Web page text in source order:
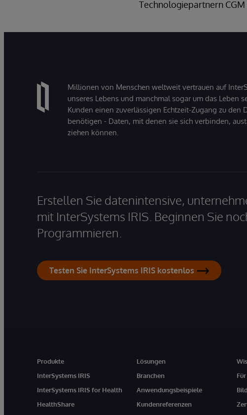
Technologiepartnern
Millionen von Menschen weltweit vertrauen auf
unseres Lebens und manchmal sogar um das Leben
Kunden einen zuverlässigen Echtzeit-Zugang zu den
benötigen - Daten, mit denen sie sich verbinden,
ziehen können.
Erstellen Sie datenintensive,
mit InterSystems IRIS. Beginnen Sie
Programmieren.
Testen Sie InterSystems IRIS kostenlos
Produkte
InterSystems IRIS
InterSystems IRIS for Health
HealthShare
Lösungen
Branchen
Anwendungsbeispiele
Kundenreferenzen